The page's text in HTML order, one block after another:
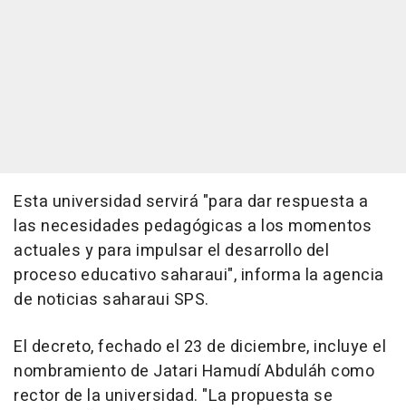
Esta universidad servirá "para dar respuesta a
las necesidades pedagógicas a los momentos
actuales y para impulsar el desarrollo del
proceso educativo saharaui", informa la agencia
de noticias saharaui SPS.
El decreto, fechado el 23 de diciembre, incluye el
nombramiento de Jatari Hamudí Abduláh como
rector de la universidad. "La propuesta se